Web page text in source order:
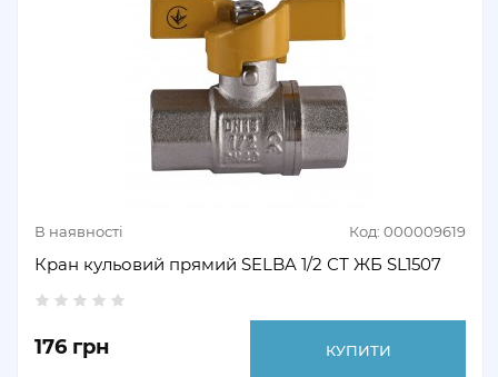
В наявності Код: 000009619
Кран кульовий прямий SELBA 1/2 СТ ЖБ SL1507
176 грн КУПИТИ